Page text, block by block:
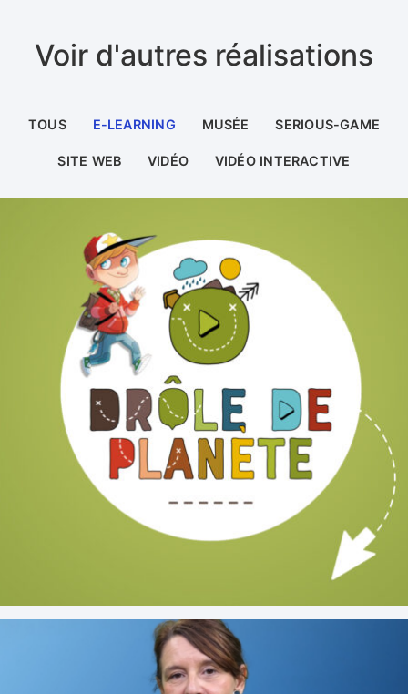
Voir d'autres réalisations
TOUS E-LEARNING MUSÉE SERIOUS-GAME
SITE WEB VIDÉO VIDÉO INTERACTIVE